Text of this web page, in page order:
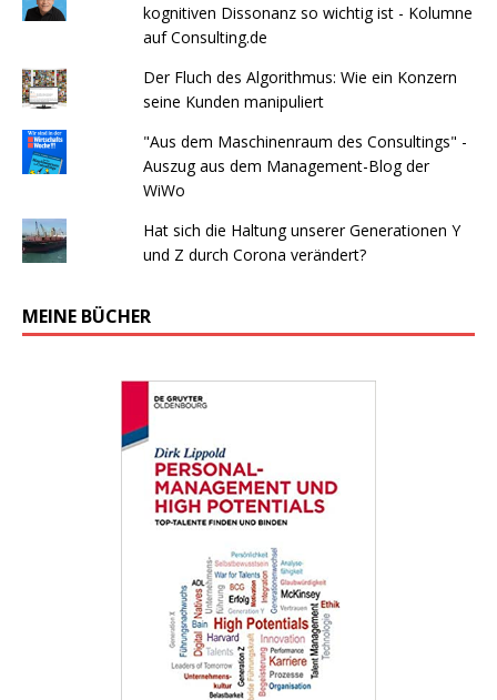
kognitiven Dissonanz so wichtig ist - Kolumne
auf Consulting.de
Der Fluch des Algorithmus: Wie ein Konzern
seine Kunden manipuliert
"Aus dem Maschinenraum des Consultings" -
Auszug aus dem Management-Blog der
WiWo
Hat sich die Haltung unserer Generationen Y
und Z durch Corona verändert?
MEINE BÜCHER